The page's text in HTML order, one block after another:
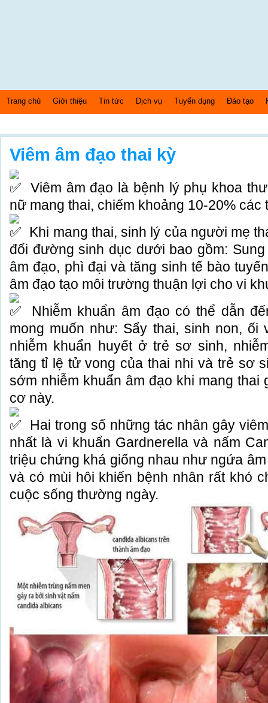
Trang chủ Giới thiệu Tin tức Dịch vụ Tuyển dụng Đào tạo
Viêm âm đạo thai kỳ
Viêm âm đạo là bệnh lý phụ khoa
nữ mang thai, chiếm khoảng 10-20% các
Khi mang thai, sinh lý của người mẹ
đổi đường sinh dục dưới bao gồm:
âm đạo, phì đại và tăng sinh tế bào
âm đạo tạo môi trường thuận lợi cho vi
Nhiễm khuẩn âm đạo có thể dẫn
mong muốn như: Sẩy thai, sinh non, ối
nhiễm khuẩn huyết ở trẻ sơ sinh,
tăng tỉ lệ tử vong của thai nhi và trẻ sơ
sớm nhiễm khuẩn âm đạo khi mang thai
cơ này.
Hai trong số những tác nhân gây
nhất là vi khuẩn Gardnerella và nấm
triệu chứng khá giống nhau như ngứa
và có mùi hôi khiến bệnh nhân rất khó
cuộc sống thường ngày.